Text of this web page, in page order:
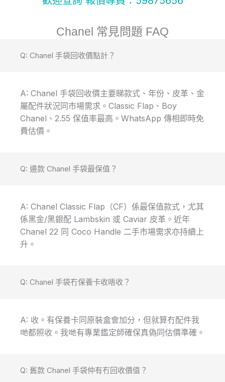
Chanel 常見問題 FAQ
Q: Chanel 手袋回收價點計？
A: Chanel 手袋回收價主要睇款式、年份、皮革、金
屬配件狀況同市場需求。Classic Flap、Boy
Chanel、2.55 保值率最高。WhatsApp 傳相即時免
費估價。
Q: 邊款 Chanel 手袋最保值？
A: Chanel Classic Flap（CF）係最保值款式，尤其
係黑金/黑銀配 Lambskin 或 Caviar 皮革。近年
Chanel 22 同 Coco Handle 二手市場需求亦持續上
升。
Q: Chanel 手袋冇保養卡收唔收？
A: 收。有保養卡同原裝盒會加分，但就算冇配件我
哋都照收。我哋有專業鑑定師確保真偽同估價準確。
Q: 舊款 Chanel 手袋仲有冇回收價值？